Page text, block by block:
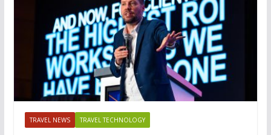
TRAVEL NEWS TRAVEL TECHNOLOGY